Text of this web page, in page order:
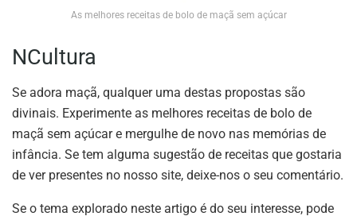
As melhores receitas de bolo de maçã sem açúcar
NCultura
Se adora maçã, qualquer uma destas propostas são
divinais. Experimente as melhores receitas de bolo de
maçã sem açúcar e mergulhe de novo nas memórias de
infância. Se tem alguma sugestão de receitas que gostaria
de ver presentes no nosso site, deixe-nos o seu comentário.
Se o tema explorado neste artigo é do seu interesse, pode